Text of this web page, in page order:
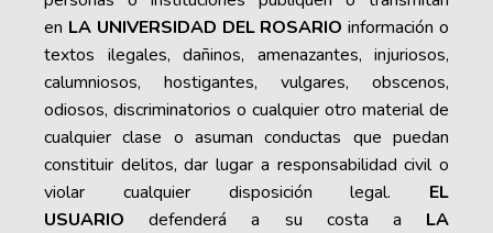
en LA UNIVERSIDAD DEL ROSARIO información o
textos ilegales, dañinos, amenazantes, injuriosos,
calumniosos, hostigantes, vulgares, obscenos,
odiosos, discriminatorios o cualquier otro material de
cualquier clase o asuman conductas que puedan
constituir delitos, dar lugar a responsabilidad civil o
violar cualquier disposición legal. EL
USUARIO defenderá a su costa a LA